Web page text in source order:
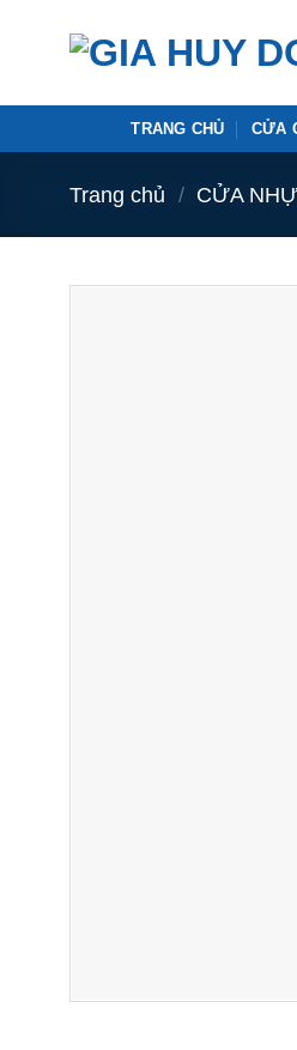
TRANG CHỦ CỬA
Trang chủ / CỬA